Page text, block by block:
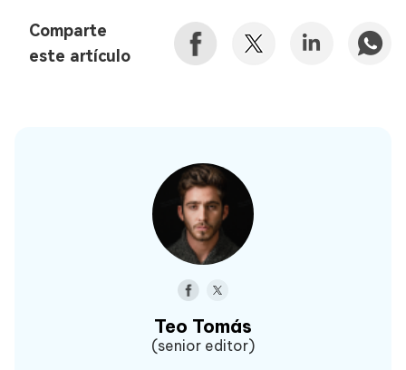
Comparte
este artículo
Teo Tomás
(senior editor)